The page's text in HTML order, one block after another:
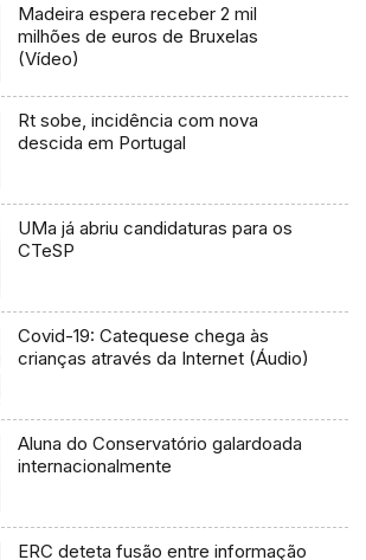
Madeira espera receber 2 mil
milhões de euros de Bruxelas
(Vídeo)
Rt sobe, incidência com nova
descida em Portugal
UMa já abriu candidaturas para os
CTeSP
Covid-19: Catequese chega às
crianças através da Internet (Áudio)
Aluna do Conservatório galardoada
internacionalmente
ERC deteta fusão entre informação